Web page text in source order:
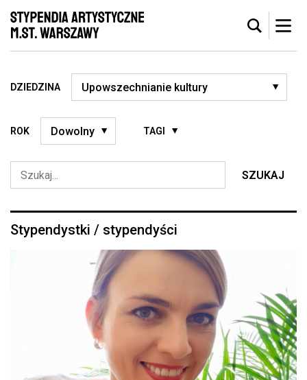
DZIEDZINA
ROK TAGI
SZUKAJ
Stypendystki / stypendyści